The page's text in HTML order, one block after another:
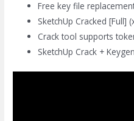
Free key file
SketchUp Cracked [Full]
Crack tool supports
SketchUp Crack +